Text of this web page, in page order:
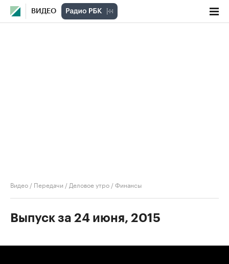
ВИДЕО
Видео / Передачи / Деловое утро /Финансы
Выпуск за 24 июня, 2015